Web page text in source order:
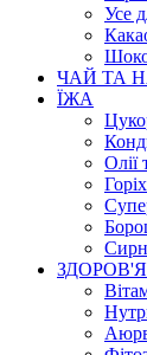
Усе
ЧАЙ ТА
ЇЖА
Олії
ЗДОРОВ'Я